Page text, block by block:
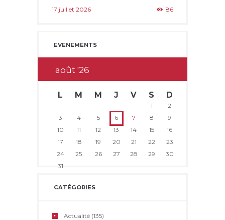
17 juillet 2026 86
EVENEMENTS
août26
L M M J V S D
1
2
3
4 5 6 7 8
9
10
11 12 13 14 15
16
17
18 19 20 21 22
23
24
25 26 27 28 29
30
31
CATÉGORIES
Actualité (135)